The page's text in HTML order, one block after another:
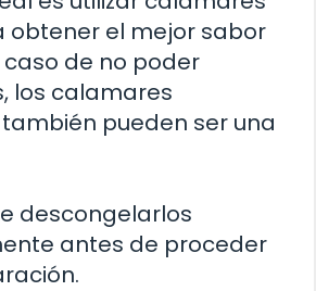
obtener el mejor sabor
de no poder
los calamares
pueden ser una
descongelarlos
antes de proceder